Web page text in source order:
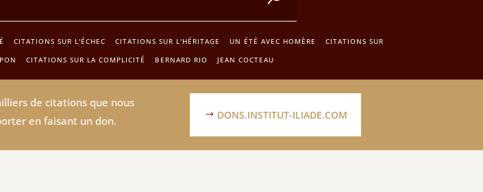
CITATIONS SUR L'ÉCHEC CITATIONS SUR L'HÉRITAGE UN ÉTÉ AVEC HOMÈRE
CITATIONS SUR
CITATIONS SUR LA COMPLICITÉ BERNARD RIO JEAN COCTEAU
de citations que nous
en faisant un don.
DONS.INSTITUT-ILIADE.COM